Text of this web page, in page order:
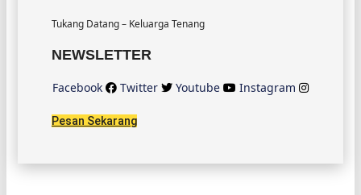
Tukang Datang – Keluarga Tenang
NEWSLETTER
Facebook Twitter Youtube Instagram
Pesan Sekarang